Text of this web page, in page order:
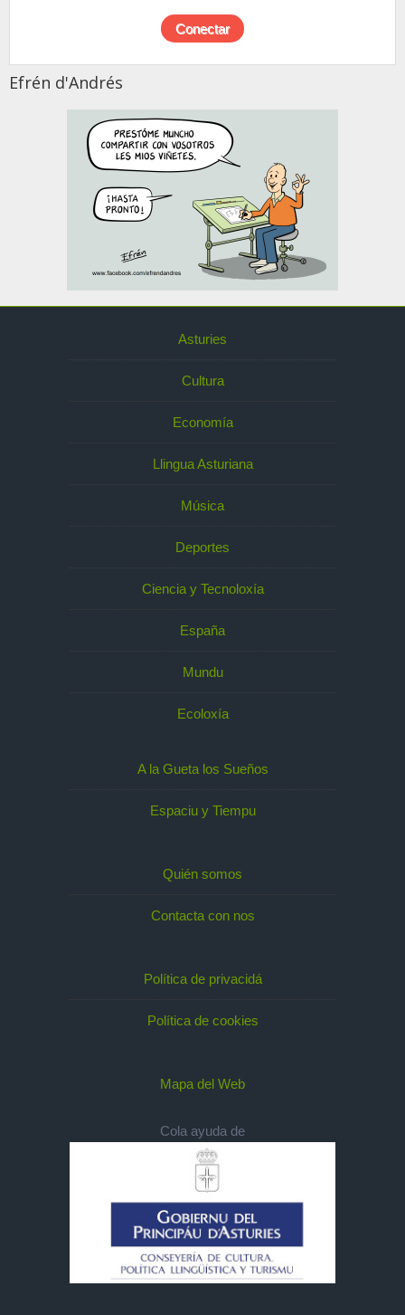
Efrén d'Andrés
Asturies
Cultura
Economía
Llingua Asturiana
Música
Deportes
Ciencia y Tecnoloxía
España
Mundu
Ecoloxía
A la Gueta los Sueños
Espaciu y Tiempu
Quién somos
Contacta con nos
Política de privacidá
Política de cookies
Mapa del Web
Cola ayuda de